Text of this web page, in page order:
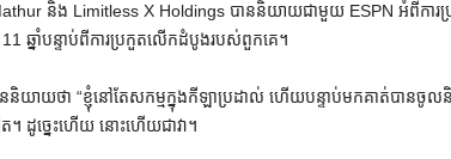
និង Limitless X Holdings បាននិយាយជាមួយ ESPN អំពីកា
11 ឆ្នាំបន្ទាប់ពីការប្រកួតលើកដំបូងរបស់ពួកគេ។
និយាយថា “ខ្ញុំនៅតែសកម្មក្នុងកីឡាប្រដាល់ ហើយបន្ទាប់មកគាត់បានចូលនិ
ត។ ដូច្នេះហើយ នោះហើយជាវា។